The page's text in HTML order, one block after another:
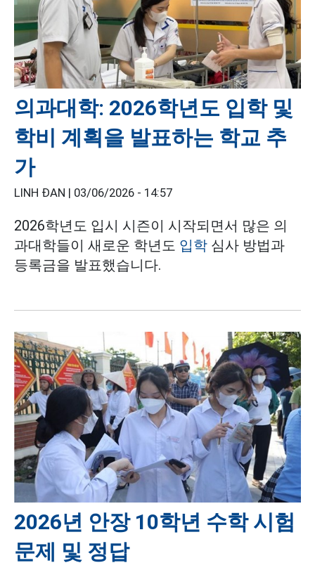
의과대학: 2026학년도 입학 및
학비 계획을 발표하는 학교 추
가
LINH ĐAN | 03/06/2026 - 14:57
2026학년도 입시 시즌이 시작되면서 많은 의
과대학들이 새로운 학년도 입학 심사 방법과
등록금을 발표했습니다.
2026년 안장 10학년 수학 시험
문제 및 정답